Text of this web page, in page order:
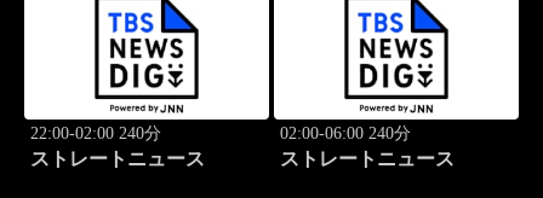
22:00-02:00 240分
ストレートニュース
02:00-06:00 240分
ストレートニュース